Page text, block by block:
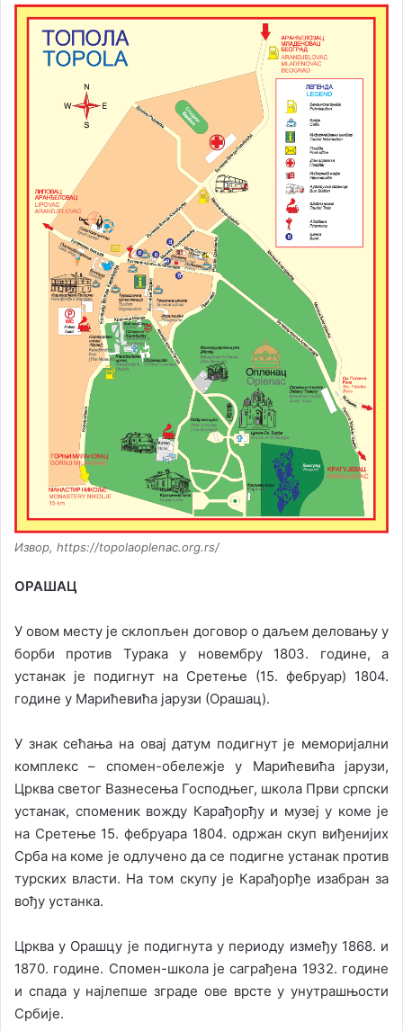
Извор, https://topolaoplenac.org.rs/
ОРАШАЦ
У овом месту је склопљен договор о даљем деловању у
борби против Турака у новембру 1803. године, а
устанак је подигнут на Сретење (15. фебруар) 1804.
године у Марићевића јарузи (Орашац).
У знак сећања на овај датум подигнут је меморијални
комплекс – спомен-обележје у Марићевића јарузи,
Црква светог Вазнесења Господњег, школа Први српски
устанак, споменик вожду Карађорђу и музеј у коме је
на Сретење 15. фебруара 1804. одржан скуп виђенијих
Срба на коме је одлучено да се подигне устанак против
турских власти. На том скупу је Карађорђе изабран за
вођу устанка.
Црква у Орашцу је подигнута у периоду између 1868. и
1870. године. Спомен-школа је саграђена 1932. године
и спада у најлепше зграде ове врсте у унутрашњости
Србије.